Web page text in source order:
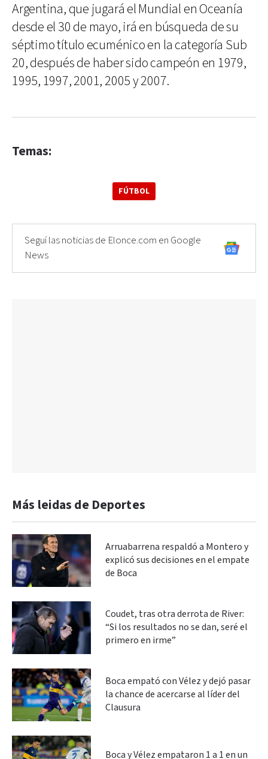
Argentina, que jugará el Mundial en Oceanía
desde el 30 de mayo, irá en búsqueda de su
séptimo título ecuménico en la categoría Sub
20, después de haber sido campeón en 1979,
1995, 1997, 2001, 2005 y 2007.
Temas:
FÚTBOL
Seguí las noticias de Elonce.com en Google
News
Más leidas de Deportes
Arruabarrena respaldó a Montero y
explicó sus decisiones en el empate
de Boca
Coudet, tras otra derrota de River:
“Si los resultados no se dan, seré el
primero en irme”
Boca empató con Vélez y dejó pasar
la chance de acercarse al líder del
Clausura
Boca y Vélez empataron 1 a 1 en un